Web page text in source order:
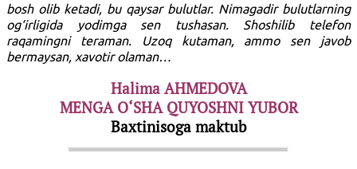
bosh olib ketadi, bu qaysar bulutlar. Nimagadir bulutlarning
og‘irligida yodimga sen tushasan. Shoshilib telefon
raqamingni teraman. Uzoq kutaman, ammo sen javob
bermaysan, xavotir olaman…
Halima AHMЕDOVA
MENGA O‘SHA QUYOSHNI YUBOR
Baxtinisoga maktub